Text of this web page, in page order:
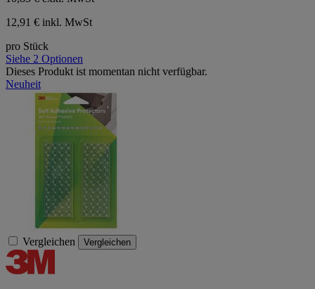
12,91 € inkl. MwSt
pro Stück
Siehe 2 Optionen
Dieses Produkt ist momentan nicht verfügbar.
Neuheit
Vergleichen Vergleichen